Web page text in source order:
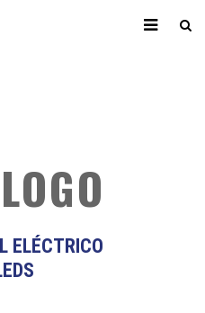
ELÉCTRICO